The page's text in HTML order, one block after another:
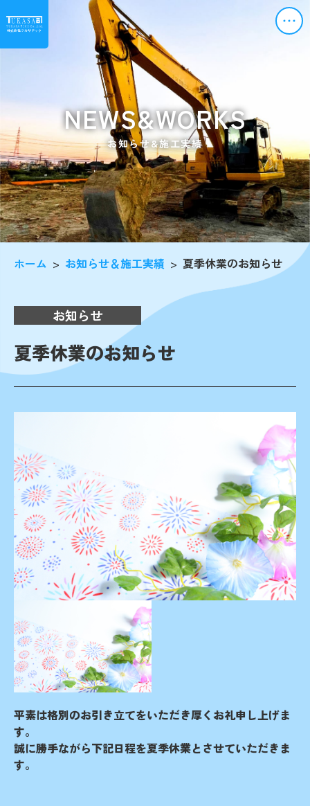
株式会社ツカサテック
NEWS&WORKS
お知らせ&施工実績
ホーム > お知らせ＆施工実績 > 夏季休業のお知らせ
夏季休業のお知らせ
お知らせ
平素は格別のお引き立てをいただき厚くお礼申し上げま
す。
誠に勝手ながら下記日程を夏季休業とさせていただきま
す。